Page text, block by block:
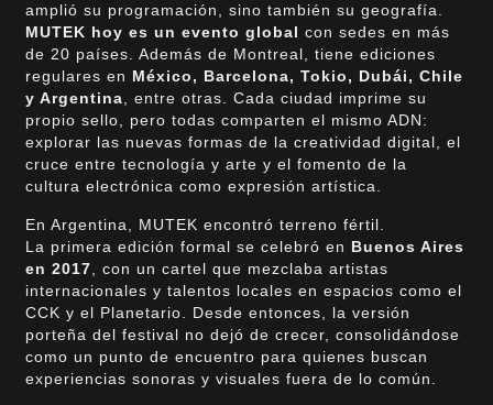
amplió su programación, sino también su geografía.
MUTEK hoy es un evento global con sedes en más
de 20 países. Además de Montreal, tiene ediciones
regulares en México, Barcelona, Tokio, Dubái, Chile
y Argentina, entre otras. Cada ciudad imprime su
propio sello, pero todas comparten el mismo ADN:
explorar las nuevas formas de la creatividad digital, el
cruce entre tecnología y arte y el fomento de la
cultura electrónica como expresión artística.
En Argentina, MUTEK encontró terreno fértil.
La primera edición formal se celebró en Buenos Aires
en 2017 , con un cartel que mezclaba artistas
internacionales y talentos locales en espacios como el
CCK y el Planetario. Desde entonces, la versión
porteña del festival no dejó de crecer, consolidándose
como un punto de encuentro para quienes buscan
experiencias sonoras y visuales fuera de lo común.